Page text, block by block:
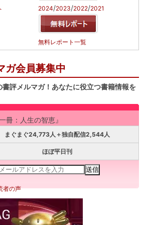
2024/2023/2022/2021
無料レポート一覧
ガ会員募集中
書評メルマガ！あなたに役立つ書籍情報を
冊：人生の智恵』
まぐまぐ24,773人＋独自配信2,544人
ほぼ平日刊
者の声